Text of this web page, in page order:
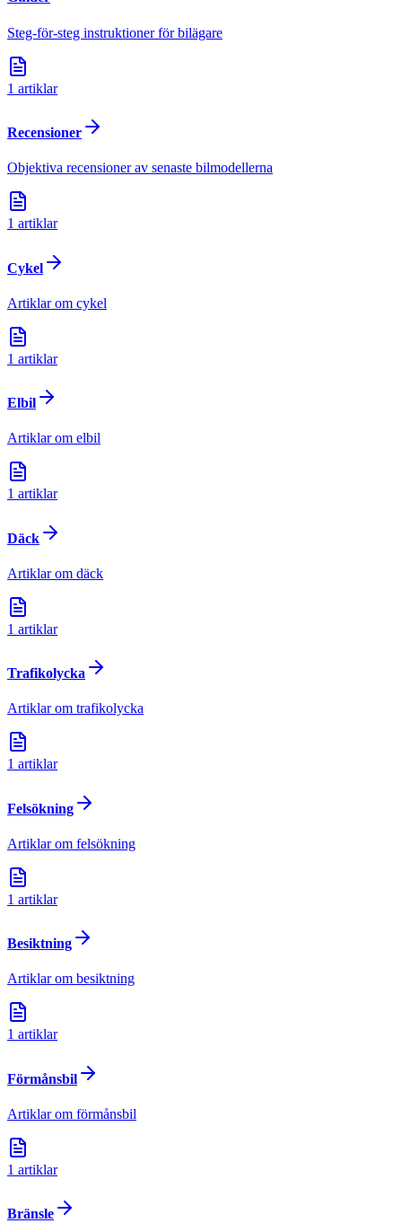
Steg-för-steg instruktioner för bilägare
1 artiklar
Recensioner
Objektiva recensioner av senaste bilmodellerna
1 artiklar
Cykel
Artiklar om cykel
1 artiklar
Elbil
Artiklar om elbil
1 artiklar
Däck
Artiklar om däck
1 artiklar
Trafikolycka
Artiklar om trafikolycka
1 artiklar
Felsökning
Artiklar om felsökning
1 artiklar
Besiktning
Artiklar om besiktning
1 artiklar
Förmånsbil
Artiklar om förmånsbil
1 artiklar
Bränsle